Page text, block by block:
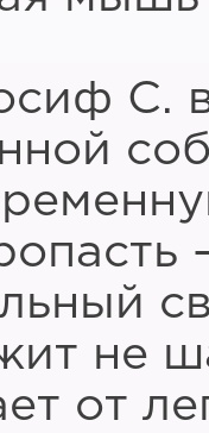
С.
не
от